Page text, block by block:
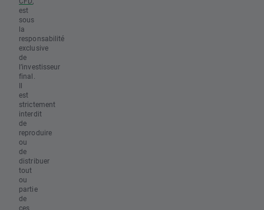
est
sous
la
responsabilité
exclusive
de
l’investisseur
final.
Il
est
strictement
interdit
de
reproduire
ou
de
distribuer
tout
ou
partie
de
ces